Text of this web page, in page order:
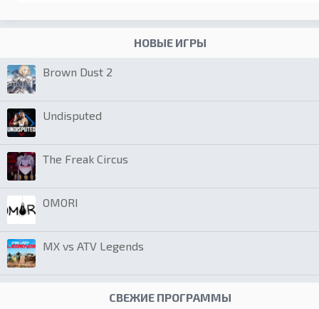
НОВЫЕ ИГРЫ
Brown Dust 2
Undisputed
The Freak Circus
OMORI
MX vs ATV Legends
СВЕЖИЕ ПРОГРАММЫ